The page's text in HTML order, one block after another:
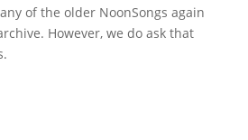
of the older NoonSongs again
However, we do ask that